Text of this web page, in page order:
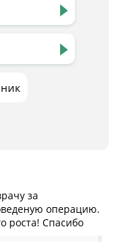
за
операцию.
роста! Спасибо